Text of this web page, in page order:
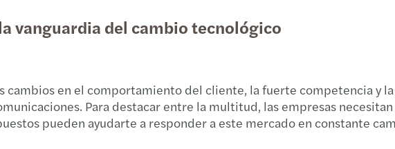
El
vanguardia del cambio tecnológico
cambios en el comportamiento del cliente, la fuerte competencia y
Para destacar entre la multitud, las empresas
pueden ayudarte a responder a este mercado en constante